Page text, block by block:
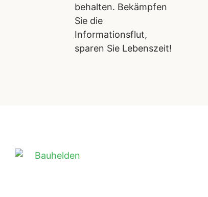
behalten. Bekämpfen
Sie die
Informationsflut,
sparen Sie Lebenszeit!